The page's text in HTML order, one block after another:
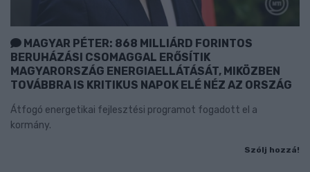
MAGYAR PÉTER: 868 MILLIÁRD FORINTOS
BERUHÁZÁSI CSOMAGGAL ERŐSÍTIK
MAGYARORSZÁG ENERGIAELLÁTÁSÁT, MIKÖZBEN
TOVÁBBRA IS KRITIKUS NAPOK ELÉ NÉZ AZ ORSZÁG
Átfogó energetikai fejlesztési programot fogadott el a
kormány.
Szólj hozzá!